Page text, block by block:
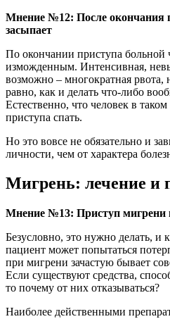
Мнение №12: После окончания
засыпает
По окончании приступа больной
изможденным. Интенсивная,
возможно – многократная рвота,
равно, как и делать что-либо
Естественно, что человек в
приступа спать.
Но это вовсе не обязательно и
личности, чем от характера
Мигрень: лечение и
Мнение №13: Приступ мигрени
Безусловно, это нужно делать, и
пациент может попытаться
при мигрени зачастую бывает
Если существуют средства,
то почему от них отказываться?
Наиболее действенными